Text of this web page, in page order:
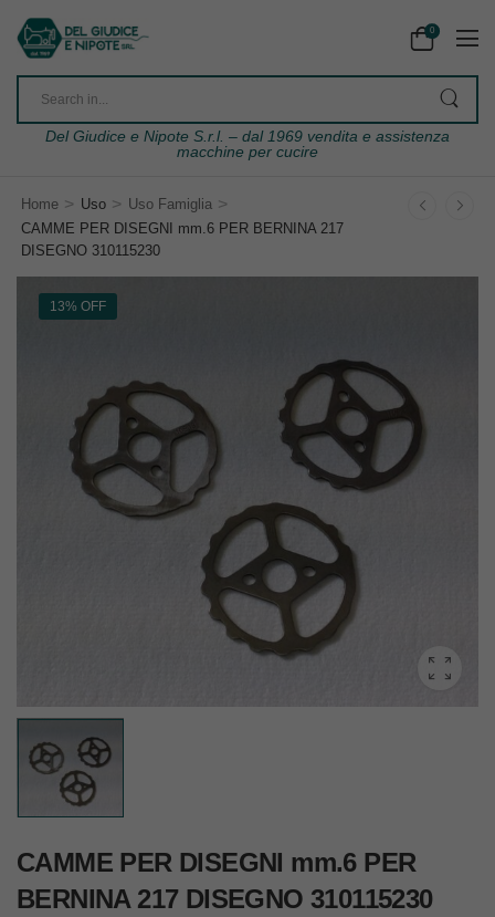
0
Del Giudice e Nipote S.r.l. – dal 1969 vendita e assistenza
macchine per cucire
Home > Uso > Uso Famiglia >
CAMME PER DISEGNI mm.6 PER BERNINA 217
DISEGNO 310115230
13% OFF
CAMME PER DISEGNI mm.6 PER
BERNINA 217 DISEGNO 310115230